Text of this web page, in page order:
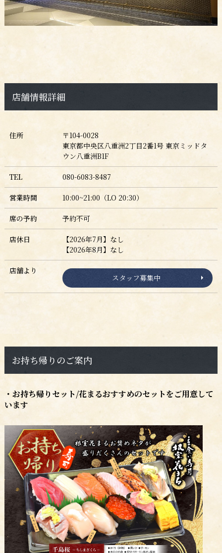
店舗情報詳細
住所
〒104-0028
東京都中央区八重洲2丁目2番1号 東京ミッドタ
ウン八重洲B1F
TEL 080-6083-8487
営業時間 10:00~21:00（LO 20:30）
席の予約 予約不可
店休日
【2026年7月】なし
【2026年8月】なし
店舗より
スタッフ募集中
お持ち帰りのご案内
・お持ち帰りセット/花まるおすすめのセットをご用意して
います